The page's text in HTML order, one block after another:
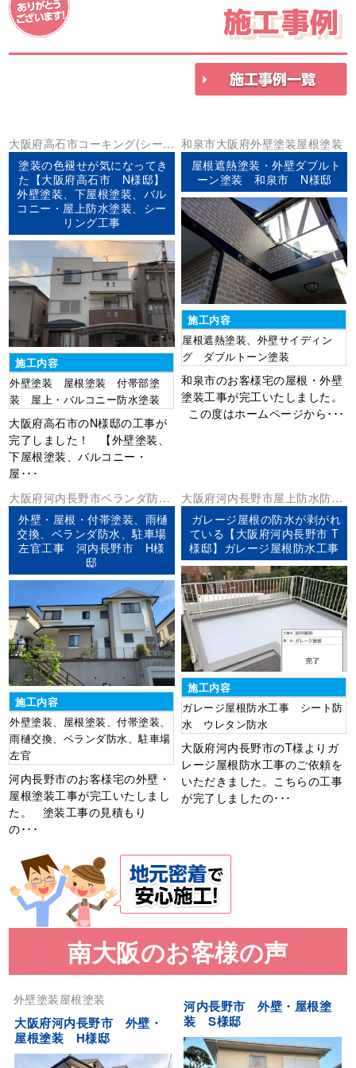
施工事例
大阪府高石市コーキング(シーリ
ング)ベランダ防水外壁塗装屋根
塗装 防水工事
塗装の色褪せが気になってき
た【大阪府高石市 N様邸】
外壁塗装、下屋根塗装、バル
コニー・屋上防水塗装、シー
リング工事
施工内容
外壁塗装 屋根塗装 付帯部塗
装 屋上・バルコニー防水塗装
大阪府高石市のN様邸の工事が
完了しました！ 【外壁塗装、
下屋根塗装、バルコニー・
屋･･･
和泉市大阪府外壁塗装屋根塗装
屋根遮熱塗装・外壁ダブルト
ーン塗装 和泉市 N様邸
施工内容
屋根遮熱塗装、外壁サイディン
グ ダブルトーン塗装
和泉市のお客様宅の屋根・外壁
塗装工事が完工いたしました。
この度はホームページから･･･
大阪府河内長野市ベランダ防水
外壁塗装屋根塗装防水工事
外壁・屋根・付帯塗装、雨樋
交換、ベランダ防水、駐車場
左官工事 河内長野市 H様
邸
施工内容
外壁塗装、屋根塗装、付帯塗装、
雨樋交換、ベランダ防水、駐車場
左官
河内長野市のお客様宅の外壁・
屋根塗装工事が完工いたしまし
た。 塗装工事の見積もり
の･･･
大阪府河内長野市屋上防水防水
工事
ガレージ屋根の防水が剥がれ
ている【大阪府河内長野市 T
様邸】ガレージ屋根防水工事
施工内容
ガレージ屋根防水工事 シート防
水 ウレタン防水
大阪府河内長野市のT様よりガ
レージ屋根防水工事のご依頼を
いただきました。こちらの工事
が完了しましたの･･･
南大阪のお客様の声
外壁塗装屋根塗装
大阪府河内長野市 外壁・
屋根塗装 H様邸
河内長野市 外壁・屋根塗
装 S様邸